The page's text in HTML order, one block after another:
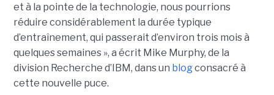
et à la pointe de la technologie, nous pourrions
réduire considérablement la durée typique
d’entraînement, qui passerait d’environ trois mois à
quelques semaines », a écrit Mike Murphy, de la
division Recherche d’IBM, dans un blogconsacré à
cette nouvelle puce.